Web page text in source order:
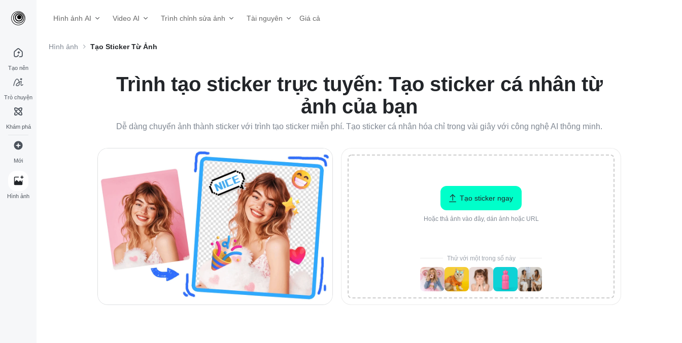
Hình ảnh AI Video AI Trình chỉnh sửa ảnh Tài nguyên Giá cả
Tạo nên
Trò chuyện
Khám phá
Mới
Hình ảnh
Hình ảnh Tạo Sticker Từ Ảnh
Trình tạo sticker trực tuyến: Tạo sticker cá nhân từ
ảnh của bạn
Dễ dàng chuyển ảnh thành sticker với trình tạo sticker miễn phí. Tạo sticker cá nhân hóa chỉ trong vài giây với công nghệ AI thông minh.
Tạo sticker ngay
Hoặc thả ảnh vào đây, dán ảnh hoặc URL
Thử với một trong số này